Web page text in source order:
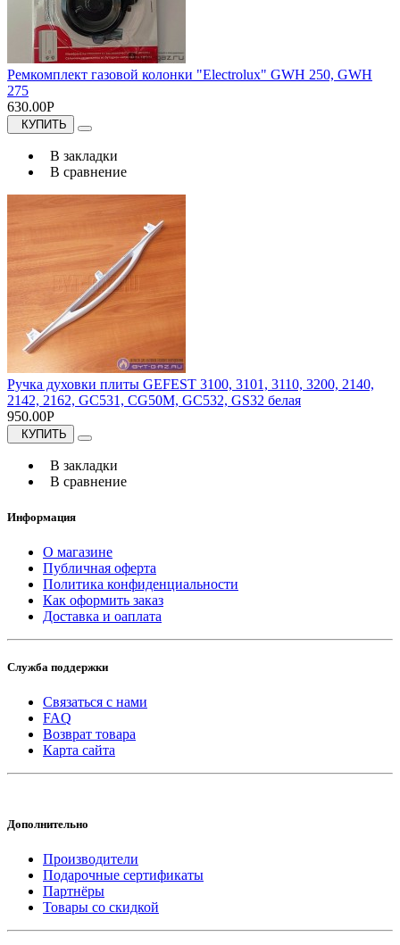
Ремкомплект газовой колонки "Electrolux" GWH 250, GWH
275
630.00Р
КУПИТЬ
В закладки
В сравнение
Ручка духовки плиты GEFEST 3100, 3101, 3110, 3200, 2140,
2142, 2162, GC531, CG50M, GC532, GS32 белая
950.00Р
КУПИТЬ
В закладки
В сравнение
Информация
О магазине
Публичная оферта
Политика конфиденциальности
Как оформить заказ
Доставка и оаплата
Служба поддержки
Связаться с нами
FAQ
Возврат товара
Карта сайта
Дополнительно
Производители
Подарочные сертификаты
Партнёры
Товары со скидкой